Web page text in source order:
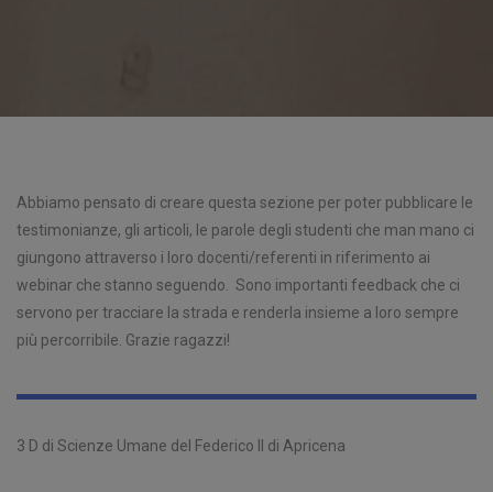
Abbiamo pensato di creare questa sezione per poter pubblicare le
testimonianze, gli articoli, le parole degli studenti che man mano ci
giungono attraverso i loro docenti/referenti in riferimento ai
webinar che stanno seguendo. Sono importanti feedback che ci
servono per tracciare la strada e renderla insieme a loro sempre
più percorribile. Grazie ragazzi!
3 D di Scienze Umane del Federico II di Apricena